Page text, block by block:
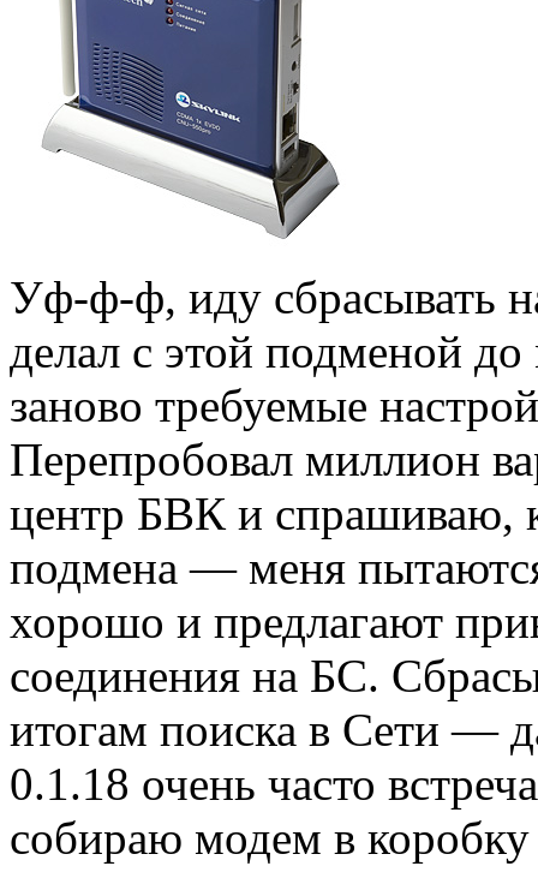
Уф-ф-ф, иду сбрасывать
делал с этой подменой
заново требуемые
Перепробовал миллион
центр БВК и спрашиваю,
подмена — меня пытаются
хорошо и предлагают
соединения на БС.
итогам поиска в Сети —
0.1.18 очень часто
собираю модем в коробку